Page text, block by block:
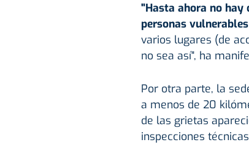
"Hasta ahora no
personas
varios lugares (de
no sea así", ha
Por otra parte, la
a menos de 20
de las grietas
inspecciones